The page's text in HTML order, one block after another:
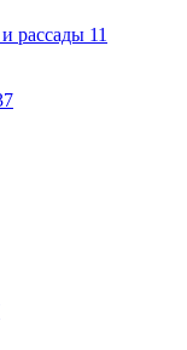
рассады 11